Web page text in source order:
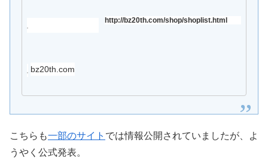
http://bz20th.com/shop/shoplist.html
bz20th.com
こちらも一部のサイト では情報公開されていましたが、よ
うやく公式発表。